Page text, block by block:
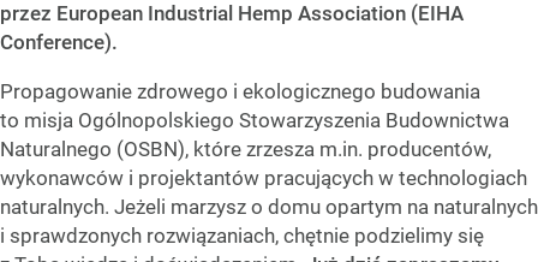
przez European Industrial Hemp Association (EIHA
Conference).
Propagowanie zdrowego i ekologicznego budowania
to misja Ogólnopolskiego Stowarzyszenia Budownictwa
Naturalnego (OSBN), które zrzesza m.in. producentów,
wykonawców i projektantów pracujących w technologiach
naturalnych. Jeżeli marzysz o domu opartym na naturalnych
i sprawdzonych rozwiązaniach, chętnie podzielimy się